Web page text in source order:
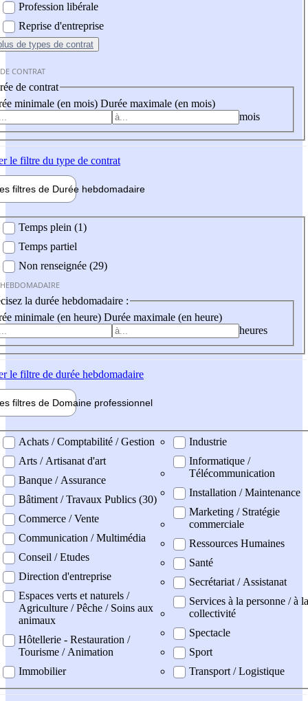
Profession libérale
Reprise d'entreprise
de types de contrat
CONTRAT
de contrat
minimale (en mois) Durée maximale (en mois)
mois
le filtre du type de contrat
filtres de Durée hebdomadaire
Temps plein (1)
Temps partiel
Non renseignée (29)
la durée hebdomadaire :
minimale (en heure) Durée maximale (en heure)
heures
le filtre de durée hebdomadaire
filtres de Domaine professionnel
professionel
Achats / Comptabilité / Gestion
Arts / Artisanat d'art
Banque / Assurance
Bâtiment / Travaux Publics (30)
Commerce / Vente
Communication / Multimédia
Conseil / Etudes
Direction d'entreprise
Espaces verts et naturels /
Agriculture / Pêche / Soins aux
animaux
Hôtellerie - Restauration /
Tourisme / Animation
Immobilier
Industrie
Informatique /
Télécommunication
Installation / Maintenance
Marketing / Stratégie
commerciale
Ressources Humaines
Santé
Secrétariat / Assistanat
Services à la personne / à la
collectivité
Spectacle
Sport
Transport / Logistique